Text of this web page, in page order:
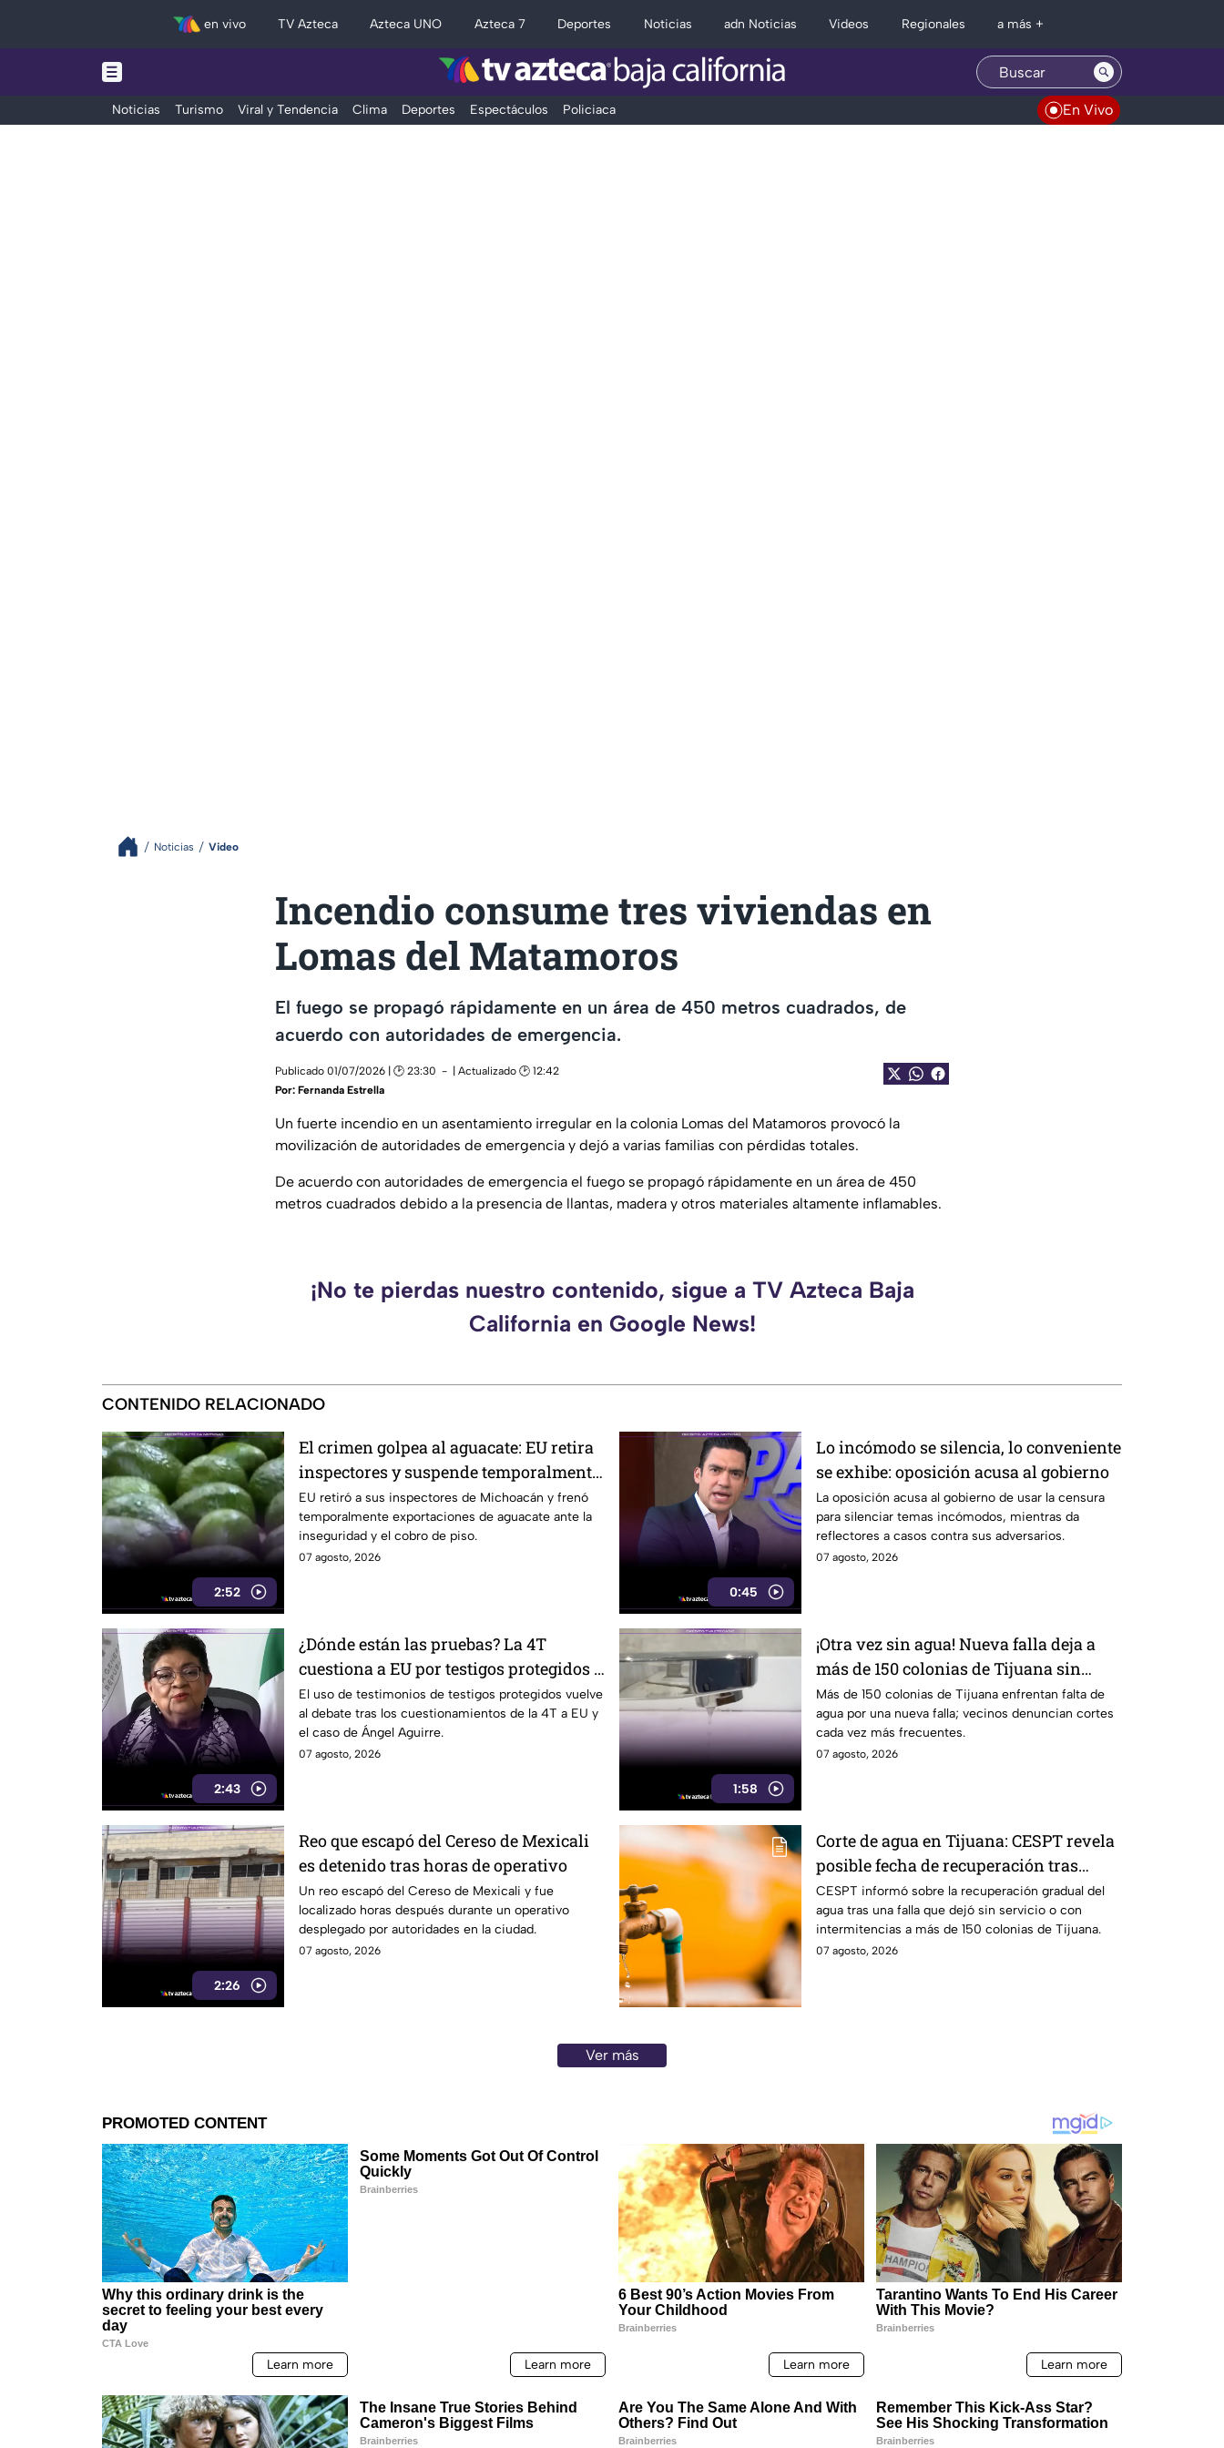
en vivo TV Azteca Azteca UNO Azteca 7 Deportes Noticias adn Noticias Videos Regionales a más +
Noticias Turismo Viral y Tendencia Clima Deportes Espectáculos Policiaca En Vivo
Noticias Video
Incendio consume tres viviendas en
Lomas del Matamoros
El fuego se propagó rápidamente en un área de 450 metros cuadrados, de
acuerdo con autoridades de emergencia.
Publicado 01/07/2026 | 🕑 23:30
| Actualizado 🕑 12:42
Por: Fernanda Estrella
Un fuerte incendio en un asentamiento irregular en la colonia Lomas del Matamoros provocó la
movilización de autoridades de emergencia y dejó a varias familias con pérdidas totales.
De acuerdo con autoridades de emergencia el fuego se propagó rápidamente en un área de 450
metros cuadrados debido a la presencia de llantas, madera y otros materiales altamente inflamables.
¡No te pierdas nuestro contenido, sigue a TV Azteca Baja
California en Google News!
CONTENIDO RELACIONADO
2:52
El crimen golpea al aguacate: EU retira
inspectores y suspende temporalmente
exportaciones
EU retiró a sus inspectores de Michoacán y frenó
temporalmente exportaciones de aguacate ante la
inseguridad y el cobro de piso.
07 agosto, 2026
0:45
Lo incómodo se silencia, lo conveniente
se exhibe: oposición acusa al gobierno
La oposición acusa al gobierno de usar la censura
para silenciar temas incómodos, mientras da
reflectores a casos contra sus adversarios.
07 agosto, 2026
2:43
¿Dónde están las pruebas? La 4T
cuestiona a EU por testigos protegidos y
el caso Ángel Aguirre revive el debate
El uso de testimonios de testigos protegidos vuelve
al debate tras los cuestionamientos de la 4T a EU y
el caso de Ángel Aguirre.
07 agosto, 2026
1:58
¡Otra vez sin agua! Nueva falla deja a
más de 150 colonias de Tijuana sin
suministro
Más de 150 colonias de Tijuana enfrentan falta de
agua por una nueva falla; vecinos denuncian cortes
cada vez más frecuentes.
07 agosto, 2026
2:26
Reo que escapó del Cereso de Mexicali
es detenido tras horas de operativo
Un reo escapó del Cereso de Mexicali y fue
localizado horas después durante un operativo
desplegado por autoridades en la ciudad.
07 agosto, 2026
Corte de agua en Tijuana: CESPT revela
posible fecha de recuperación tras
afectar a más de 150 colonias
CESPT informó sobre la recuperación gradual del
agua tras una falla que dejó sin servicio o con
intermitencias a más de 150 colonias de Tijuana.
07 agosto, 2026
Ver más